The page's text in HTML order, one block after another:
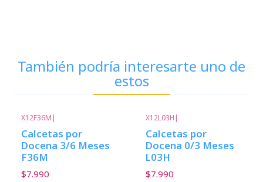
También podría interesarte uno de
estos
X12F36M |
Calcetas por
Docena 3/6 Meses
F36M
$7.990
X12L03H |
Calcetas por
Docena 0/3 Meses
L03H
$7.990